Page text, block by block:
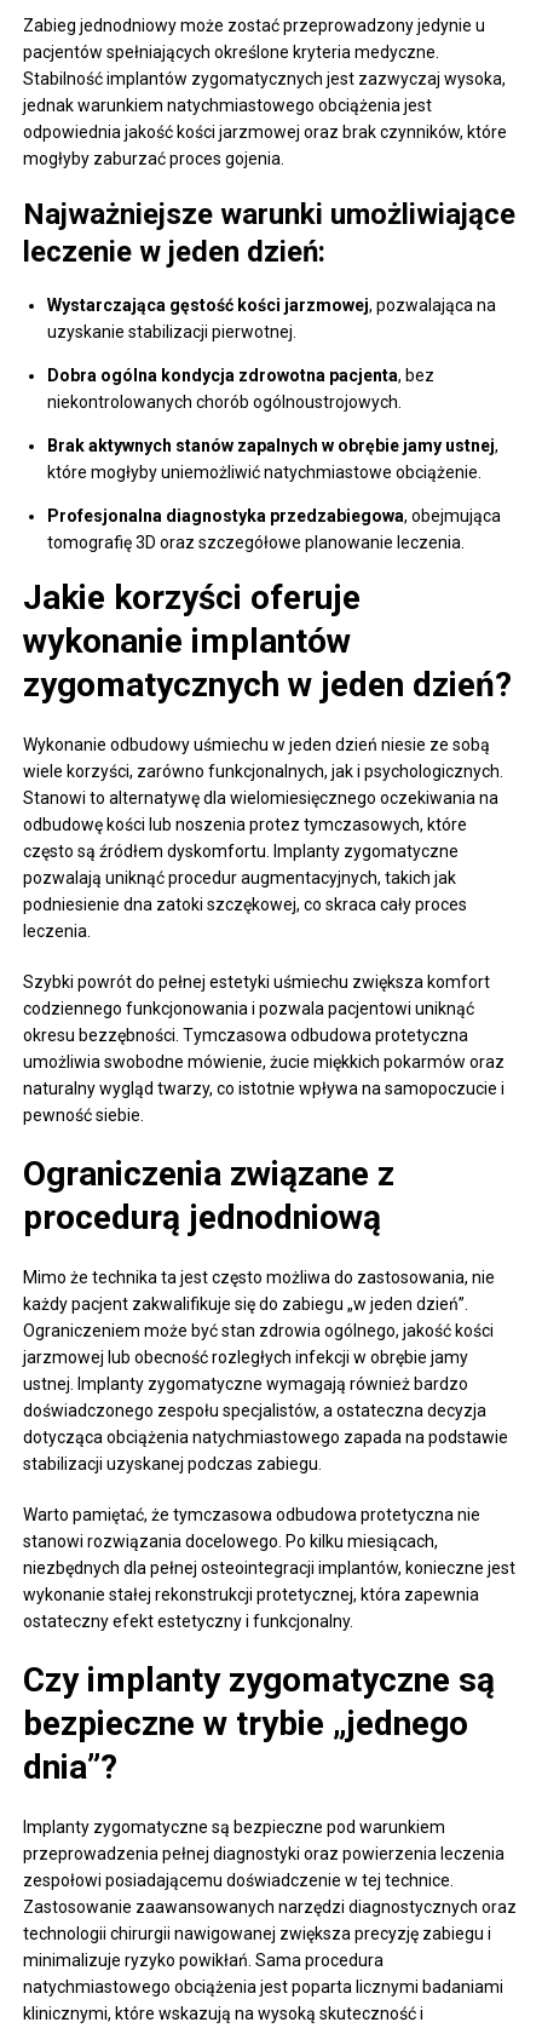
Zabieg jednodniowy może zostać przeprowadzony jedynie u
pacjentów spełniających określone kryteria medyczne.
Stabilność implantów zygomatycznych jest zazwyczaj wysoka,
jednak warunkiem natychmiastowego obciążenia jest
odpowiednia jakość kości jarzmowej oraz brak czynników, które
mogłyby zaburzać proces gojenia.
Najważniejsze warunki umożliwiające
leczenie w jeden dzień:
Wystarczająca gęstość kości jarzmowej, pozwalająca na
uzyskanie stabilizacji pierwotnej.
Dobra ogólna kondycja zdrowotna pacjenta, bez
niekontrolowanych chorób ogólnoustrojowych.
Brak aktywnych stanów zapalnych w obrębie jamy ustnej,
które mogłyby uniemożliwić natychmiastowe obciążenie.
Profesjonalna diagnostyka przedzabiegowa, obejmująca
tomografię 3D oraz szczegółowe planowanie leczenia.
Jakie korzyści oferuje
wykonanie implantów
zygomatycznych w jeden dzień?
Wykonanie odbudowy uśmiechu w jeden dzień niesie ze sobą
wiele korzyści, zarówno funkcjonalnych, jak i psychologicznych.
Stanowi to alternatywę dla wielomiesięcznego oczekiwania na
odbudowę kości lub noszenia protez tymczasowych, które
często są źródłem dyskomfortu. Implanty zygomatyczne
pozwalają uniknąć procedur augmentacyjnych, takich jak
podniesienie dna zatoki szczękowej, co skraca cały proces
leczenia.
Szybki powrót do pełnej estetyki uśmiechu zwiększa komfort
codziennego funkcjonowania i pozwala pacjentowi uniknąć
okresu bezzębności. Tymczasowa odbudowa protetyczna
umożliwia swobodne mówienie, żucie miękkich pokarmów oraz
naturalny wygląd twarzy, co istotnie wpływa na samopoczucie i
pewność siebie.
Ograniczenia związane z
procedurą jednodniową
Mimo że technika ta jest często możliwa do zastosowania, nie
każdy pacjent zakwalifikuje się do zabiegu „w jeden dzień”.
Ograniczeniem może być stan zdrowia ogólnego, jakość kości
jarzmowej lub obecność rozległych infekcji w obrębie jamy
ustnej. Implanty zygomatyczne wymagają również bardzo
doświadczonego zespołu specjalistów, a ostateczna decyzja
dotycząca obciążenia natychmiastowego zapada na podstawie
stabilizacji uzyskanej podczas zabiegu.
Warto pamiętać, że tymczasowa odbudowa protetyczna nie
stanowi rozwiązania docelowego. Po kilku miesiącach,
niezbędnych dla pełnej osteointegracji implantów, konieczne jest
wykonanie stałej rekonstrukcji protetycznej, która zapewnia
ostateczny efekt estetyczny i funkcjonalny.
Czy implanty zygomatyczne są
bezpieczne w trybie „jednego
dnia”?
Implanty zygomatyczne są bezpieczne pod warunkiem
przeprowadzenia pełnej diagnostyki oraz powierzenia leczenia
zespołowi posiadającemu doświadczenie w tej technice.
Zastosowanie zaawansowanych narzędzi diagnostycznych oraz
technologii chirurgii nawigowanej zwiększa precyzję zabiegu i
minimalizuje ryzyko powikłań. Sama procedura
natychmiastowego obciążenia jest poparta licznymi badaniami
klinicznymi, które wskazują na wysoką skuteczność i